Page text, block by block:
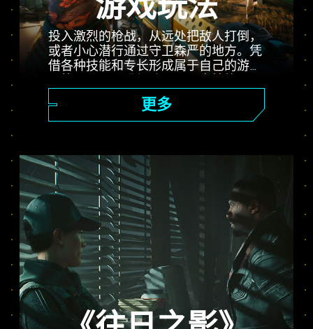
游戏玩法
投入激烈的枪战，从远处把敌人打倒，
或者小心潜行通过守卫森严的地方。凭
借各种技能和专长形成属于自己的游戏
能够强化肉身的植入体，成为城里最厉
害的雇佣兵。
更多